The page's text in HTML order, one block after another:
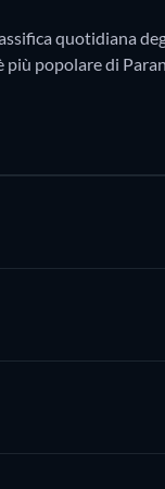
quotidiana
più popolare di